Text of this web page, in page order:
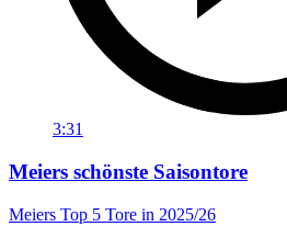
3:31
Meiers schönste Saisontore
Meiers Top 5 Tore in 2025/26